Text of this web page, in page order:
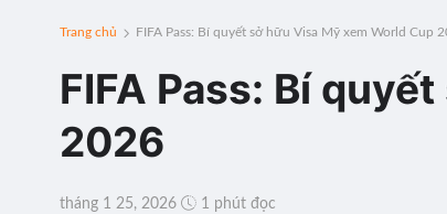
Trang chủ FIFA Pass: Bí quyết sở hữu Visa Mỹ xem World Cup
FIFA Pass: Bí
2026
tháng 1 25, 2026 1 phút đọc